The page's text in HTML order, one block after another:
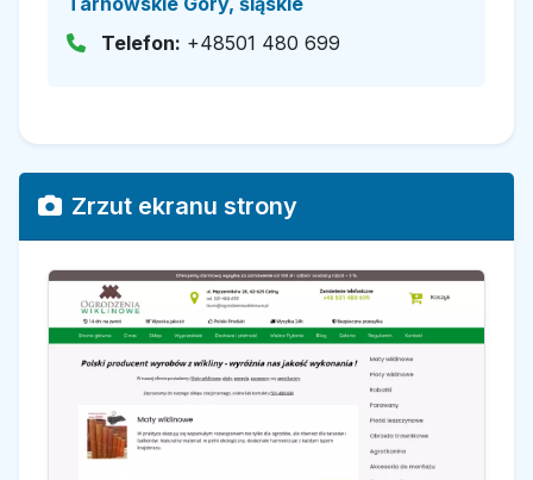
Telefon: +48501 480 699
Zrzut ekranu strony